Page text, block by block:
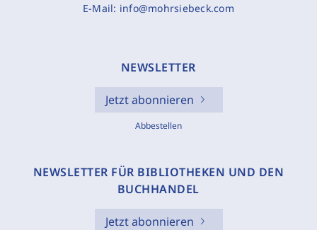
E-Mail: info@mohrsiebeck.com
NEWSLETTER
Jetzt abonnieren
Abbestellen
NEWSLETTER FÜR BIBLIOTHEKEN UND DEN
BUCHHANDEL
Jetzt abonnieren